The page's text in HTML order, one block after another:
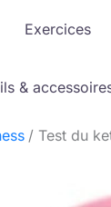
Exercices
&
Test du